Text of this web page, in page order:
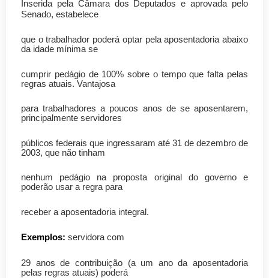
Inserida pela Câmara dos Deputados e aprovada pelo
Senado, estabelece
que o trabalhador poderá optar pela aposentadoria abaixo
da idade mínima se
cumprir pedágio de 100% sobre o tempo que falta pelas
regras atuais. Vantajosa
para trabalhadores a poucos anos de se aposentarem,
principalmente servidores
públicos federais que ingressaram até 31 de dezembro de
2003, que não tinham
nenhum pedágio na proposta original do governo e
poderão usar a regra para
receber a aposentadoria integral.
Exemplos: servidora com
29 anos de contribuição (a um ano da aposentadoria
pelas regras atuais) poderá